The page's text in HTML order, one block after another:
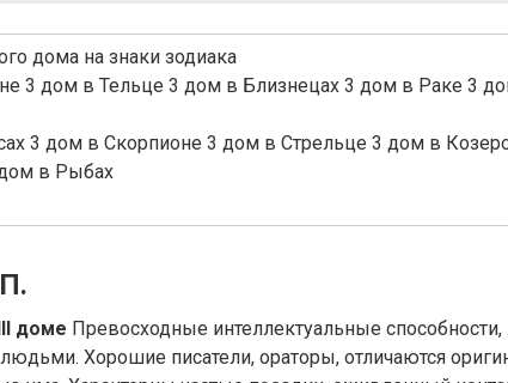
дома на знаки зодиака
3 дом в Тельце 3 дом в Близнецах 3 дом в Раке 3
3 дом в Скорпионе 3 дом в Стрельце 3 дом в
в Рыбах
доме Превосходные интеллектуальные способности,
Хорошие писатели, ораторы, отличаются